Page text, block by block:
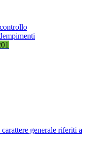
generale riferiti a